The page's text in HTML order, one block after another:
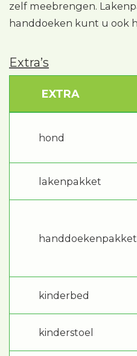
zelf meebrengen.
handdoeken kunt u ook
Extra’s
EXTRA
hond
lakenpakket
handdoekenpakket
kinderbed
kinderstoel